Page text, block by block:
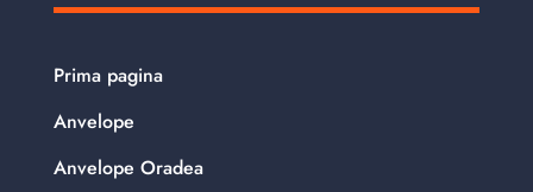
Prima pagina
Anvelope
Anvelope Oradea